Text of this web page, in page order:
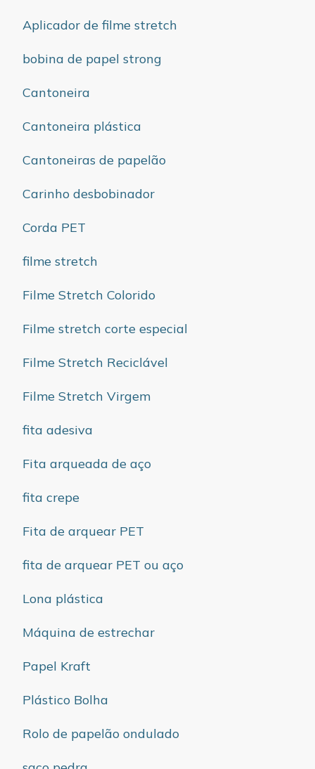
Aplicador de filme stretch
bobina de papel strong
Cantoneira
Cantoneira plástica
Cantoneiras de papelão
Carinho desbobinador
Corda PET
filme stretch
Filme Stretch Colorido
Filme stretch corte especial
Filme Stretch Reciclável
Filme Stretch Virgem
fita adesiva
Fita arqueada de aço
fita crepe
Fita de arquear PET
fita de arquear PET ou aço
Lona plástica
Máquina de estrechar
Papel Kraft
Plástico Bolha
Rolo de papelão ondulado